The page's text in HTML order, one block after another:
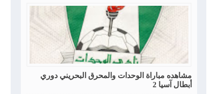
مشاهده مباراة الوحدات والمحرق البحريني دوري
أبطال آسيا 2